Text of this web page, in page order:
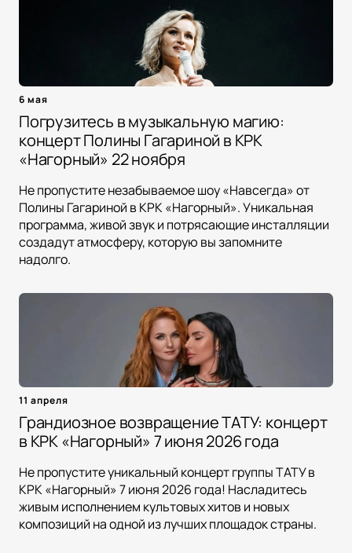
6 мая
Погрузитесь в музыкальную магию:
концерт Полины Гагариной в КРК
«Нагорный» 22 ноября
Не пропустите незабываемое шоу «Навсегда» от
Полины Гагариной в КРК «Нагорный». Уникальная
программа, живой звук и потрясающие инсталляции
создадут атмосферу, которую вы запомните
надолго.
11 апреля
Грандиозное возвращение ТАТУ: концерт
в КРК «Нагорный» 7 июня 2026 года
Не пропустите уникальный концерт группы ТАТУ в
КРК «Нагорный» 7 июня 2026 года! Насладитесь
живым исполнением культовых хитов и новых
композиций на одной из лучших площадок страны.